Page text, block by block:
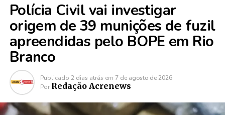
Polícia Civil vai investigar
origem de 39 munições de fuzil
apreendidas pelo BOPE em Rio
Branco
Publicado 2 dias atrás em 7 de agosto de 2026
Por Redação Acrenews